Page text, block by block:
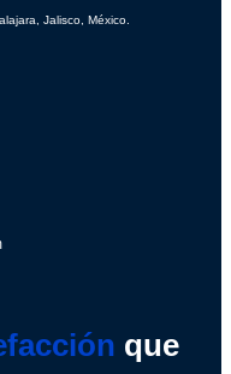
Jalisco, México.
que